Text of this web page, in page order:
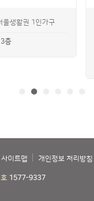
울생활권 1인가구
층
사이트맵 개인정보 처리방침
1577-9337